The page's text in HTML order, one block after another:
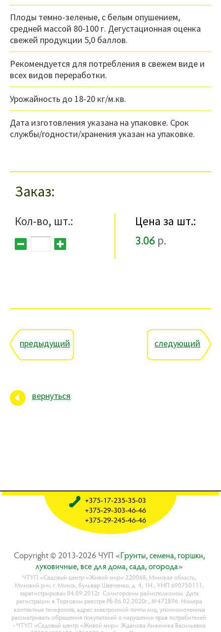
Плоды темно-зеленые, с белым опушением,
средней массой 80-100 г. Дегустационная оценка
свежей продукции 5,0 баллов.
Рекомендуется для потребления в свежем виде и
всех видов переработки.
Урожайность до 18-20 кг/м.кв.
Дата изготовления указана на упаковке. Срок
службы/годности/хранения указан на упаковке.
Заказ
Кол-во, шт.:
Цена за шт.:
3.06 р.
предыдущий следующий
вернуться
Copyright © 2013-2026 ЧУП «Гpyнты, ceмeнa, гopшки,
лyкoвичныe, вce для дoмa, caдa, oгopoдa»
ЧТУП «Садовый центр «Живой мир» 220068, Минская область,
Минский р-н, г. Минск, бульвар Шевченко, д. 4, 1Н., УНП 690750111,
зарегистрирован 04.09.2012г. Солигорским райисполкомом. Дата
регистрации в Торговом реестре РБ 06.02.2020г., №472896. Номера
контактных телефонов, адрес электронной почты лиц, уполномоченных
рассматривать обращения покупателей о нарушении прав потребителей:
- ЧТУП «Садовый центр «Живой мир»: Жданова Анжелика Васильевна
+375-17-235-35-03
+375-29-303-46-46
+375-29-245-46-46